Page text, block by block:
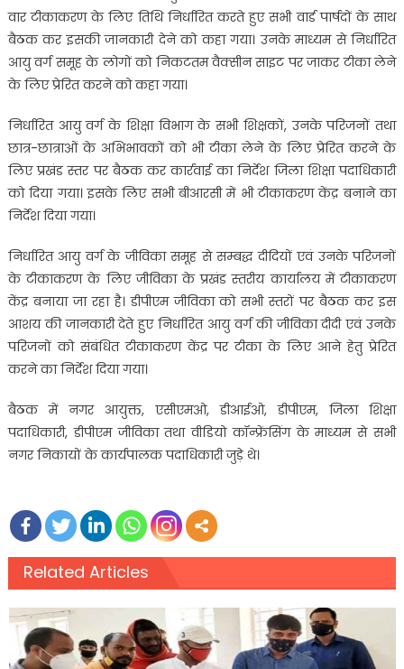
वार टीकाकरण के लिए तिथि निर्धारित करते हुए सभी वार्ड पार्षदों के साथ
बैठक कर इसकी जानकारी देने को कहा गया। उनके माध्यम से निर्धारित
आयु वर्ग समूह के लोगों को निकटतम वैक्सीन साइट पर जाकर टीका लेने
के लिए प्रेरित करने को कहा गया।
निर्धारित आयु वर्ग के शिक्षा विभाग के सभी शिक्षकों, उनके परिजनों तथा
छात्र-छात्राओं के अभिभावकों को भी टीका लेने के लिए प्रेरित करने के
लिए प्रखंड स्तर पर बैठक कर कार्रवाई का निर्देश जिला शिक्षा पदाधिकारी
को दिया गया। इसके लिए सभी बीआरसी में भी टीकाकरण केंद्र बनाने का
निर्देश दिया गया।
निर्धारित आयु वर्ग के जीविका समूह से सम्बद्ध दीदियों एवं उनके परिजनों
के टीकाकरण के लिए जीविका के प्रखंड स्तरीय कार्यालय में टीकाकरण
केंद्र बनाया जा रहा है। डीपीएम जीविका को सभी स्तरों पर बैठक कर इस
आशय की जानकारी देते हुए निर्धारित आयु वर्ग की जीविका दीदी एवं उनके
परिजनों को संबंधित टीकाकरण केंद्र पर टीका के लिए आने हेतु प्रेरित
करने का निर्देश दिया गया।
बैठक में नगर आयुक्त, एसीएमओ, डीआईओ, डीपीएम, जिला शिक्षा
पदाधिकारी, डीपीएम जीविका तथा वीडियो कॉन्फ्रेंसिंग के माध्यम से सभी
नगर निकायों के कार्यपालक पदाधिकारी जुड़े थे।
Related Articles